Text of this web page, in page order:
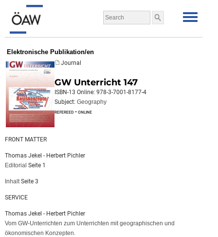
Elektronische Publikation/en
Journal
GW Unterricht 147
ISBN-13 Online: 978-3-7001-8177-4
Subject: Geography
refereed - online
FRONT MATTER
Thomas Jekel - Herbert Pichler
Editorial Seite 1
InhaltSeite 3
SERVICE
Thomas Jekel - Herbert Pichler
Vom GW-Unterrichten zum Unterrichten mit geographischen und
ökonomischen Konzepten.